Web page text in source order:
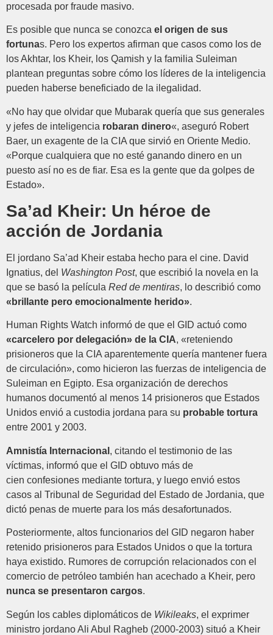
procesada por fraude masivo.
Es posible que nunca se conozca el origen de sus
fortunas. Pero los expertos afirman que casos como los de
los Akhtar, los Kheir, los Qamish y la familia Suleiman
plantean preguntas sobre cómo los líderes de la inteligencia
pueden haberse beneficiado de la ilegalidad.
«No hay que olvidar que Mubarak quería que sus generales
y jefes de inteligencia robaran dinero«, aseguró Robert
Baer, un exagente de la CIA que sirvió en Oriente Medio.
«Porque cualquiera que no esté ganando dinero en un
puesto así no es de fiar. Esa es la gente que da golpes de
Estado».
Sa’ad Kheir: Un héroe de
acción de Jordania
El jordano Sa’ad Kheir estaba hecho para el cine. David
Ignatius, del Washington Post, que escribió la novela en la
que se basó la película Red de mentiras, lo describió como
«brillante pero emocionalmente herido».
Human Rights Watch informó de que el GID actuó como
«carcelero por delegación» de la CIA, «reteniendo
prisioneros que la CIA aparentemente quería mantener fuera
de circulación», como hicieron las fuerzas de inteligencia de
Suleiman en Egipto. Esa organización de derechos
humanos documentó al menos 14 prisioneros que Estados
Unidos envió a custodia jordana para su probable tortura
entre 2001 y 2003.
Amnistía Internacional , citando el testimonio de las
víctimas, informó que el GID obtuvo más de
cien confesiones mediante tortura, y luego envió estos
casos al Tribunal de Seguridad del Estado de Jordania, que
dictó penas de muerte para los más desafortunados.
Posteriormente, altos funcionarios del GID negaron haber
retenido prisioneros para Estados Unidos o que la tortura
haya existido. Rumores de corrupción relacionados con el
comercio de petróleo también han acechado a Kheir, pero
nunca se presentaron cargos.
Según los cables diplomáticos de Wikileaks, el exprimer
ministro jordano Ali Abul Ragheb (2000-2003) situó a Kheir